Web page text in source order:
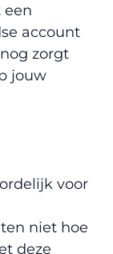
een
account
zorgt
jouw
voor
niet hoe
deze